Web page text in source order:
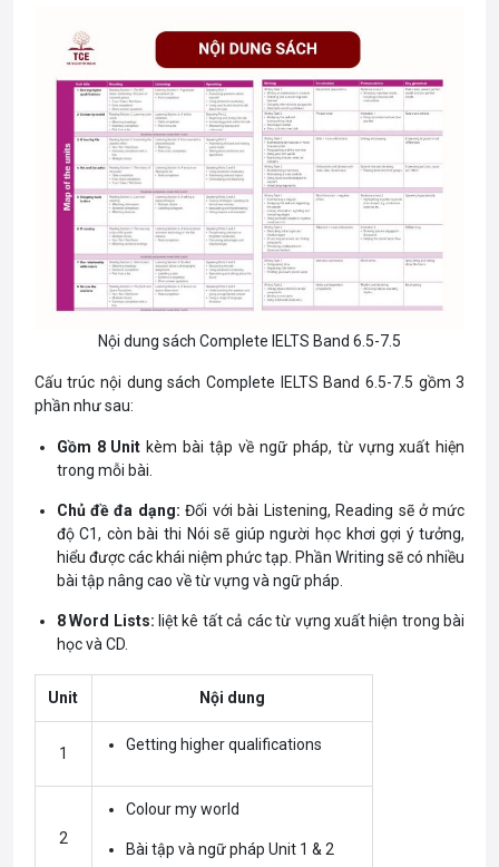
Nội dung sách Complete IELTS Band 6.5-7.5
Cấu trúc nội dung sách Complete IELTS Band 6.5-7.5 gồm 3
phần như sau:
Gồm 8 Unit kèm bài tập về ngữ pháp, từ vựng xuất hiện
trong mỗi bài.
Chủ đề đa dạng: Đối với bài Listening, Reading sẽ ở mức
độ C1, còn bài thi Nói sẽ giúp người học khơi gợi ý tưởng,
hiểu được các khái niệm phức tạp. Phần Writing sẽ có nhiều
bài tập nâng cao về từ vựng và ngữ pháp.
8 Word Lists: liệt kê tất cả các từ vựng xuất hiện trong bài
học và CD.
Unit Nội dung
1 Getting higher qualifications
2
Colour my world
Bài tập và ngữ pháp Unit 1 & 2